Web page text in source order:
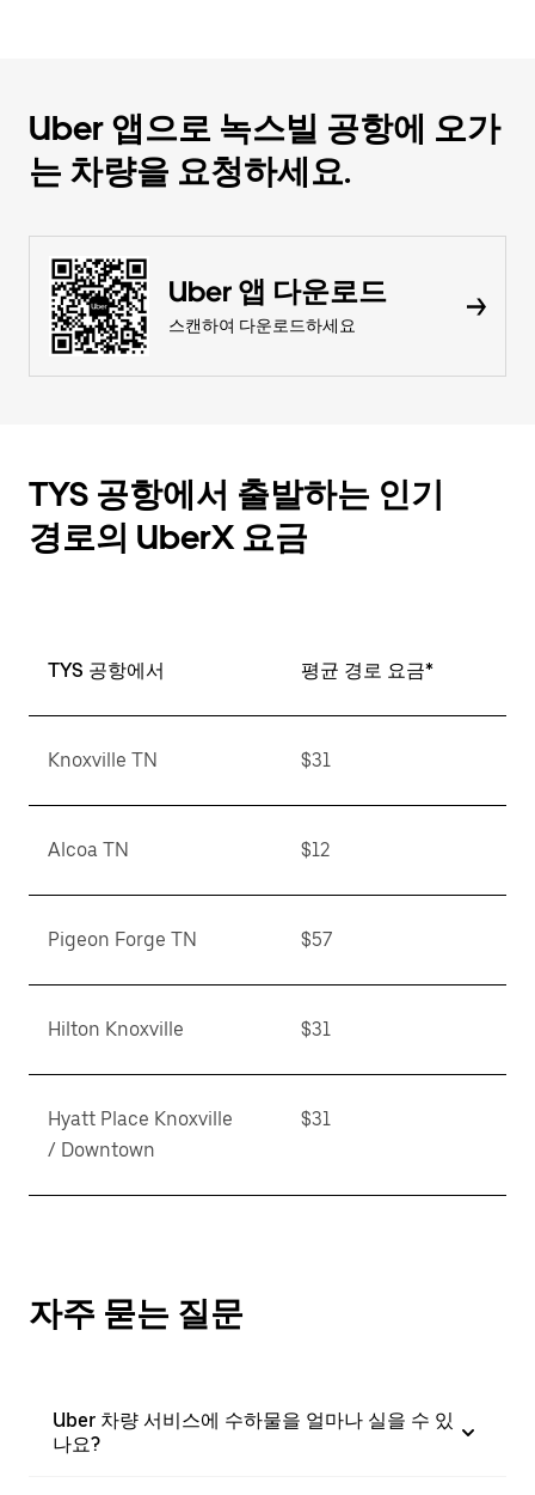
Uber 앱으로 녹스빌 공항에 오가
는 차량을 요청하세요.
Uber 앱 다운로드
스캔하여 다운로드하세요
TYS 공항에서 출발하는 인기
경로의 UberX 요금
TYS 공항에서 평균 경로 요금*
Knoxville TN $31
Alcoa TN $12
Pigeon Forge TN $57
Hilton Knoxville $31
Hyatt Place Knoxville
/ Downtown
$31
자주 묻는 질문
Uber 차량 서비스에 수하물을 얼마나 실을 수 있
나요?